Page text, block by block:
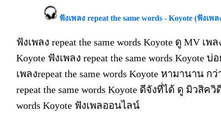
ฟังเพลง repeat the same words - Koyote (ฟังเพล
ฟังเพลง repeat the same words Koyote ดู MV เพล
Koyote ฟังเพลง repeat the same words Koyote
เพลงrepeat the same words Koyote หามานาน ก
repeat the same words Koyote ดีจังที่ได้ ดู มิวสิควิ
words Koyote ฟังเพลออนไลน์